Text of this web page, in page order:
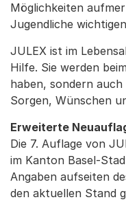
Möglichkeiten
Jugendliche
JULEX ist im
Hilfe. Sie werden
haben, sondern
Sorgen, Wünschen
Erweiterte
Die 7. Auflage von
im Kanton Basel-
Angaben aufseiten
den aktuellen Stand